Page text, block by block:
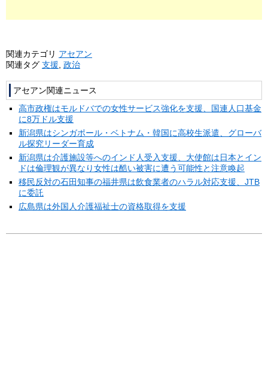
関連カテゴリ アセアン
関連タグ 支援 政治
アセアン関連ニュース
高市政権はモルドバでの女性サービス強化を支援、国連人口基金
に8万ドル支援
新潟県はシンガポール・ベトナム・韓国に高校生派遣、グローバ
ル探究リーダー育成
新潟県は介護施設等へのインド人受入支援、大使館は日本とイン
ドは倫理観が異なり女性は酷い被害に遭う可能性と注意喚起
移民反対の石田知事の福井県は飲食業者のハラル対応支援、JTB
に委託
広島県は外国人介護福祉士の資格取得を支援